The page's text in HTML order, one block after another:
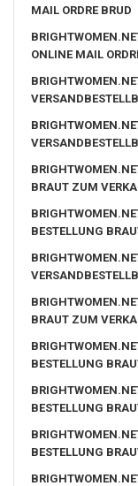
MAIL ORDRE BRUD
ONLINE MAIL
BRAUT ZUM
BESTELLUNG
BRAUT ZUM
BESTELLUNG
BESTELLUNG
BESTELLUNG